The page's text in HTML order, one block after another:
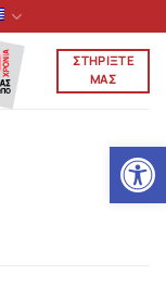
ΣΤΗΡΙΞΤΕ
ΜΑΣ